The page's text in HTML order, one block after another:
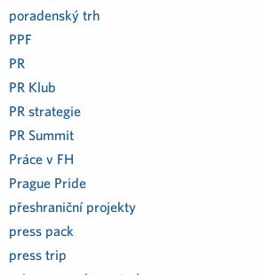
poradenský trh
PPF
PR
PR Klub
PR strategie
PR Summit
Práce v FH
Prague Pride
přeshraniční projekty
press pack
press trip